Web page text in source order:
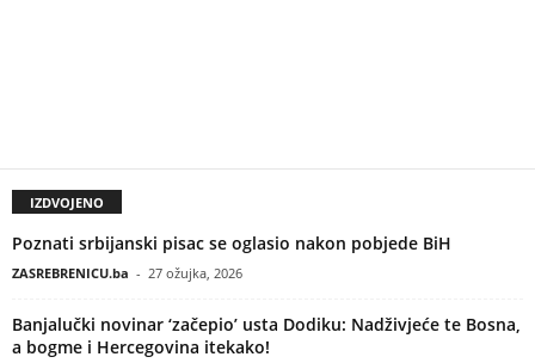
IZDVOJENO
Poznati srbijanski pisac se oglasio nakon pobjede BiH
ZASREBRENICU.ba - 27 ožujka, 2026
Banjalučki novinar ‘začepio’ usta Dodiku: Nadživjeće te Bosna,
a bogme i Hercegovina itekako!